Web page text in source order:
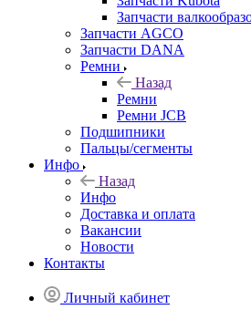
Запчасти
Запчасти AGCO
Запчасти DANA
Ремни
Назад
Ремни
Ремни JCB
Подшипники
Пальцы/сегменты
Инфо
Назад
Инфо
Доставка и оплата
Вакансии
Новости
Контакты
Личный кабинет